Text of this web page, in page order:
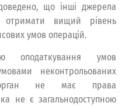
що інші джерела
отримати вищий рівень
умов операцій.
оподаткування умов
неконтрольованих
орган не має права
не є загальнодоступною